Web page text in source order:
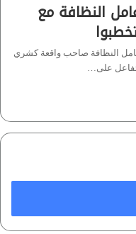
النظافة مع
النظافة صاحب واقعة كشري
على…